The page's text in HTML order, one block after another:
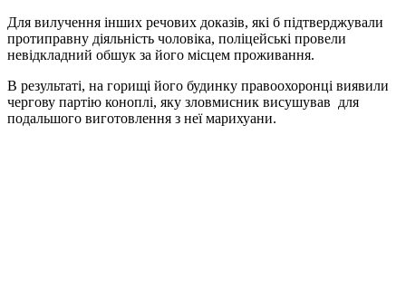
Для вилучення інших речових доказів, які б підтверджували
протиправну діяльність чоловіка, поліцейські провели
невідкладний обшук за його місцем проживання.
В результаті, на горищі його будинку правоохоронці виявили
чергову партію коноплі, яку зловмисник висушував для
подальшого виготовлення з неї марихуани.